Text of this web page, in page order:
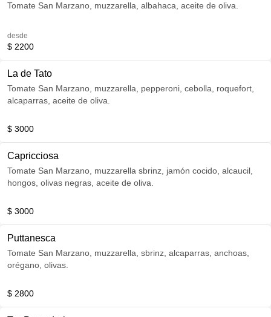
Tomate San Marzano, muzzarella, albahaca, aceite de oliva.
desde
$ 2200
La de Tato
Tomate San Marzano, muzzarella, pepperoni, cebolla, roquefort,
alcaparras, aceite de oliva.
$ 3000
Capricciosa
Tomate San Marzano, muzzarella sbrinz, jamón cocido, alcaucil,
hongos, olivas negras, aceite de oliva.
$ 3000
Puttanesca
Tomate San Marzano, muzzarella, sbrinz, alcaparras, anchoas,
orégano, olivas.
$ 2800